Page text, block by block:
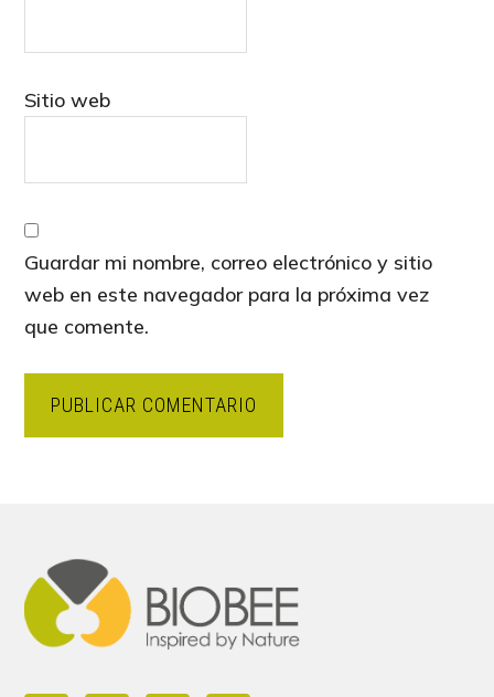
Sitio web
Guardar mi nombre, correo electrónico y sitio
web en este navegador para la próxima vez
que comente.